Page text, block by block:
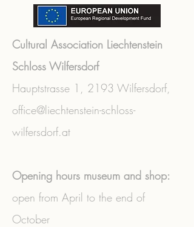
Cultural Association Liechtenstein
Schloss Wilfersdorf
Hauptstrasse 1, 2193 Wilfersdorf,
office@liechtenstein-schloss-
wilfersdorf.at
Opening hours museum and shop:
open from April to the end of
October